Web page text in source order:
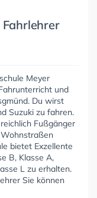
Fahrlehrer
Meyer
und
Du wirst
Suzuki zu fahren.
Fußgänger
bietet Exzellente
B, Klasse A,
L zu erhalten.
Sie können